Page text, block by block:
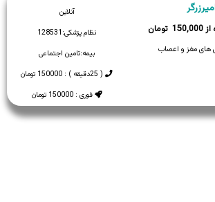
آنلاین
نظام پزشکی:128531
بیمه:تامین اجتماعی
( 25دقیقه ) : 150000 تومان
فوری : 150000 تومان
150,000
مغز و اعصاب